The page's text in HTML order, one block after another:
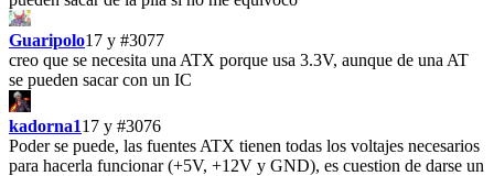
Guaripolo17 y #3077
creo que se necesita una ATX porque usa 3.3V, aunque de una AT
se pueden sacar con un IC
kadorna117 y #3076
Poder se puede, las fuentes ATX tienen todas los voltajes necesarios
para hacerla funcionar (+5V, +12V y GND), es cuestion de darse un